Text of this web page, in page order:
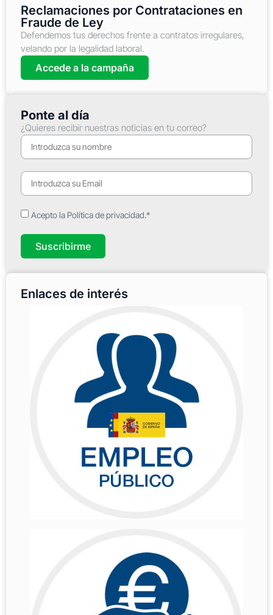
Reclamaciones por Contrataciones en
Fraude de Ley
Defendemos tus derechos frente a contratos irregulares,
velando por la legalidad laboral.
Accede a la campaña
Ponte al día
¿Quieres recibir nuestras noticias en tu correo?
Acepto la Política de privacidad.*
Suscribirme
Enlaces de interés